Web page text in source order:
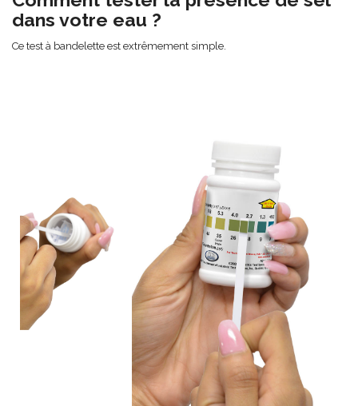
dans votre eau ?
Ce test à bandelette est extrêmement simple.